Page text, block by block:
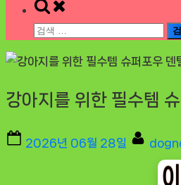
Toggle
search
검
강아지를 위한 필수템
Posted
2026년 06월 28일 By